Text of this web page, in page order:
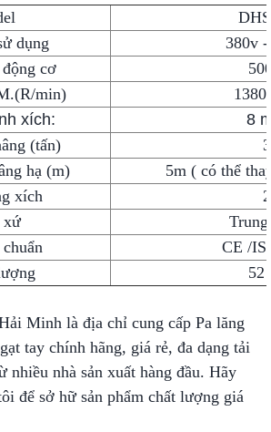
dụng
380v
cơ
min)
xích:
8
(tấn)
3
hạ (m)
5m ( có thể
xích
2
xứ
CE /
52
Minh là địa chỉ cung cấp Pa lăng
tay chính hãng, giá rẻ, đa dạng tải
nhiều nhà sản xuất hàng đầu. Hãy
để sở hữ sản phẩm chất lượng giá